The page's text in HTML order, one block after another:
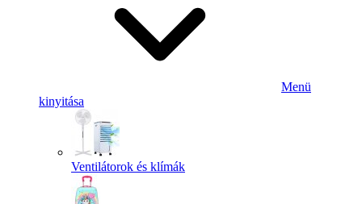
Menü
kinyitása
Ventilátorok és klímák